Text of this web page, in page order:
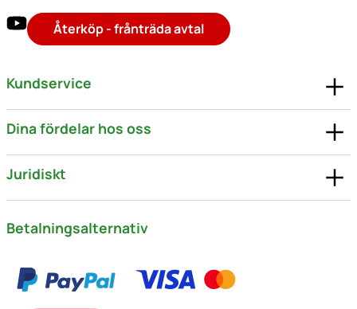
Återköp - frånträda avtal
Kundservice
Dina fördelar hos oss
Juridiskt
Betalningsalternativ